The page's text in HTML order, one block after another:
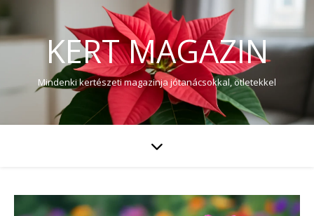
KERT MAGAZIN
Mindenki kertészeti magazinja jótanácsokkal, ötletekkel